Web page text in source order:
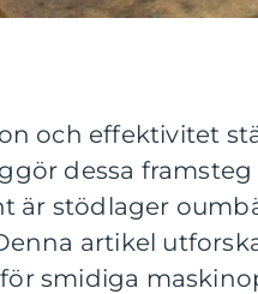
och effektivitet
dessa
är stödlager
artikel
smidiga